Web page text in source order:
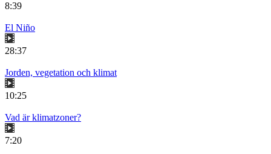
8:39
El Niño
28:37
Jorden, vegetation och klimat
10:25
Vad är klimatzoner?
7:20